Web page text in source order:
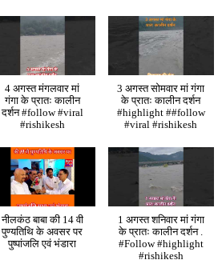
4 अगस्त मंगलवार मां
गंगा के प्रातः कालीन
दर्शन #follow #viral
#rishikesh
3 अगस्त सोमवार मां गंगा
के प्रातः कालीन दर्शन
#highlight ##follow
#viral #rishikesh
नीलकंठ बाबा की 14 वी
पुण्यतिथि के अवसर पर
पुष्पांजलि एवं भंडारा
1 अगस्त शनिवार मां गंगा
के प्रातः कालीन दर्शन .
#Follow #highlight
#rishikesh